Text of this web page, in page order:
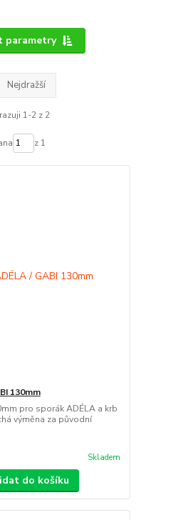
parametry
Nejdražší
1-2 z 2
z 1
130mm
pro sporák ADÉLA a krb
výměna za původní
Skladem
do košíku